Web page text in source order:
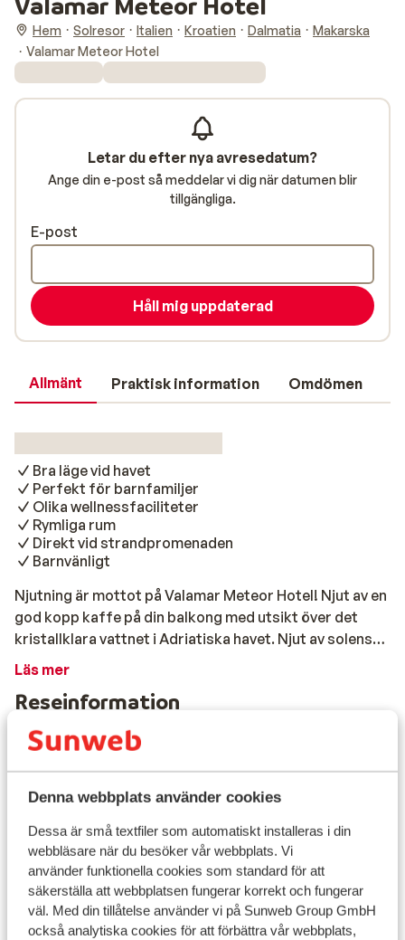
Denna webbplats använder cookies
Dessa är små textfiler som automatiskt installeras i din
webbläsare när du besöker vår webbplats. Vi
använder funktionella cookies som standard för att
säkerställa att webbplatsen fungerar korrekt och fungerar
väl. Med din tillåtelse använder vi på Sunweb Group GmbH
också analytiska cookies för att förbättra vår webbplats,
Hem Solresor Italien Kroatien Dalmatia
Makarska
Valamar Meteor Hotel
Allmänt Praktisk information Omdömen
Bra läge vid havet
Perfekt för barnfamiljer
Olika wellnessfaciliteter
Rymliga rum
Direkt vid strandpromenaden
Barnvänligt
Njutning är mottot på Valamar Meteor Hotel! Njut av en
god kopp kaffe på din balkong med utsikt över det
kristallklara vattnet i Adriatiska havet. Njut av solens
värme i ansiktet och ett uppfriskande dopp i poolen
hälsocentret eller en kvällspromenad längs den livliga
strandpromenaden. Oavsett om du är ett par eller en
familj, kommer alla att ha en fantastisk tid på Meteor
Hotel.
Läs mer
Reseinformation
Måltider
Flygresan
Vad våra gäster tycker
Det här är 100 % äkta kundrecensioner som verkligen
speglar deras upplevelser av vår produkt.
Mer om recensioner
Letar du efter nya avresedatum?
Ange din e-post så meddelar vi dig när datumen blir
tillgängliga.
E-post
Håll mig uppdaterad